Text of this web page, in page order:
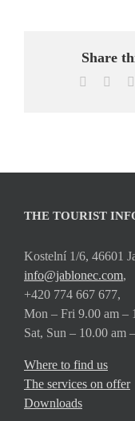
Share
Facebook
THE TOURIST
Kostelní 1/6, 46601
info@jablonec.com,
+420 774 667 677,
Mon – Fri 9.00 am –
Sat, Sun – 10.00 am
Where to find us
The services on offer
Downloads